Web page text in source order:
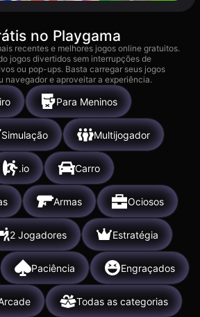
no Playgama
recentes e melhores jogos online gratuitos.
jogos divertidos sem interrupções de
ou pop-ups. Basta carregar seus jogos
navegador e aproveitar a experiência.
Para Meninos
Simulação Multijogador
.io Carro
Armas Ociosos
2 Jogadores Estratégia
Paciência Engraçados
Todas as categorias